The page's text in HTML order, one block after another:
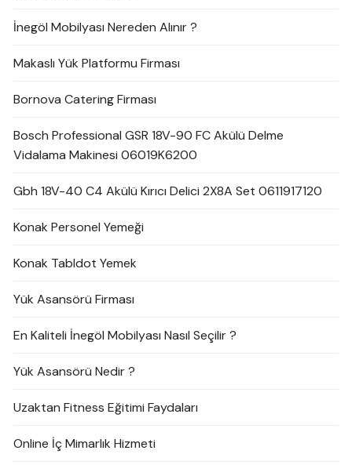
İnegöl Mobilyası Nereden Alınır ?
Makaslı Yük Platformu Firması
Bornova Catering Firması
Bosch Professional GSR 18V-90 FC Akülü Delme
Vidalama Makinesi 06019K6200
Gbh 18V-40 C4 Akülü Kırıcı Delici 2X8A Set 0611917120
Konak Personel Yemeği
Konak Tabldot Yemek
Yük Asansörü Firması
En Kaliteli İnegöl Mobilyası Nasıl Seçilir ?
Yük Asansörü Nedir ?
Uzaktan Fitness Eğitimi Faydaları
Online İç Mimarlık Hizmeti